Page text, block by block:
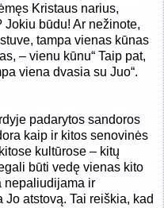
Kristaus narius,
Jokiu būdu! Ar nežinote,
tampa vienas kūnas
– vienu kūnu“ Taip pat,
viena dvasia su Juo“.
padarytos sandoros
kaip ir kitos senovinės
kultūrose – kitų
būti vedę vienas kito
nepaliudijama ir
atstovą. Tai reiškia, kad